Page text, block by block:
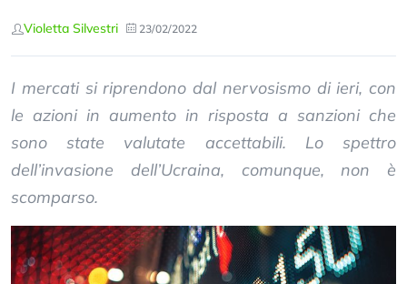
Violetta Silvestri 23/02/2022
I mercati si riprendono dal nervosismo di ieri, con
le azioni in aumento in risposta a sanzioni che
sono state valutate accettabili. Lo spettro
dell’invasione dell’Ucraina, comunque, non è
scomparso.